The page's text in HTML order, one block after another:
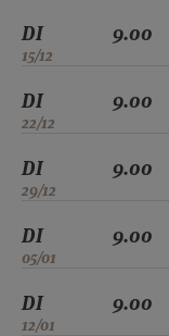
DI
15/12
9.00
DI
22/12
9.00
DI
29/12
9.00
DI
05/01
9.00
DI
12/01
9.00